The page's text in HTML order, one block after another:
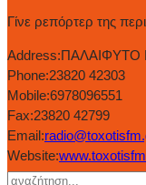
Γίνε ρεπόρτερ της
Address:ΠΑΛΑΙΦΥΤΟ
Phone:23820 42303
Mobile:6978096551
Fax:23820 42799
Email:
Website: